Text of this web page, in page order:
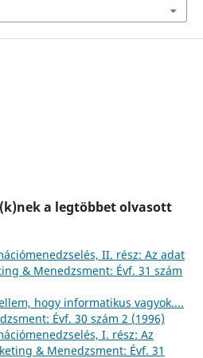
a legtöbbet olvasott
II. rész: Az adat
& Menedzsment: Évf. 31 szám
hogy informatikus vagyok....
Évf. 30 szám 2 (1996)
I. rész: Az
& Menedzsment: Évf. 31